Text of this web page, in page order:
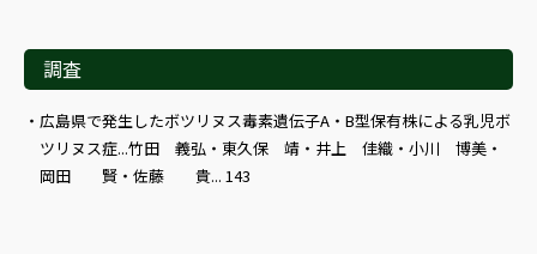
調査
広島県で発生したボツリヌス毒素遺伝子A・B型保有株による乳児ボ
ツリヌス症...竹田 義弘・東久保 靖・井上 佳織・小川 博美・
岡田 賢・佐藤 貴... 143